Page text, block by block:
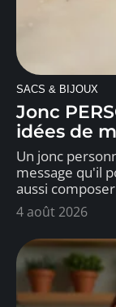
SACS & BIJOUX
Jonc
idées de
Un jonc
message qu'il
aussi
4 août 2026